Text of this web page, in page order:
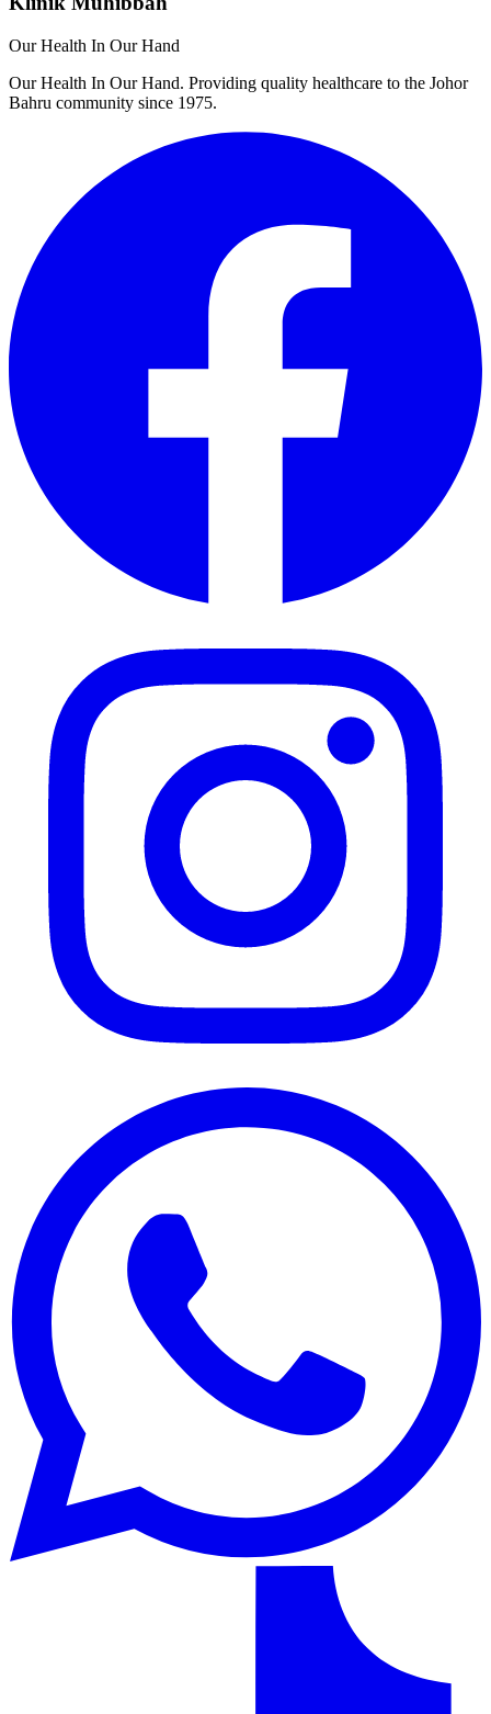
Our Health In Our Hand
Our Health In Our Hand. Providing quality healthcare to the Johor
Bahru community since 1975.